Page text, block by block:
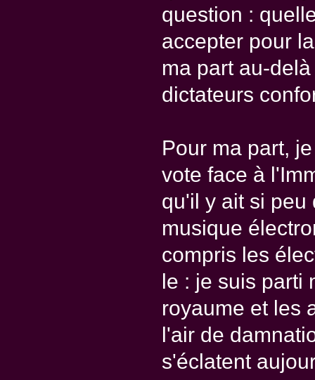
question :
accepter pour
ma part au-
dictateurs
Pour ma part,
vote face à
qu'il y ait si peu
musique
compris les
le : je suis parti
royaume et les
l'air de
s'éclatent